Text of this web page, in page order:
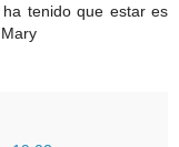
tenido que estar es